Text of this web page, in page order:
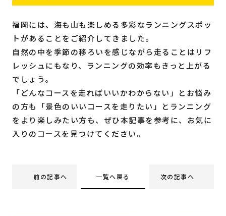
福岡には、海も山も楽しめる多彩なランニングスポッ
トがあることをご紹介してきました。
自然の中を季節の移ろいを感じながら走ることはリフ
レッシュにもなり、ランニングの効率もきっと上がる
でしょう。
「どんなコースを走ればいいかわからない」とお悩み
の方も「景色のいいコースを走りたい」とランニング
をより楽しみたい方も、ぜひ本記事を参考に、お気に
入りのコースを見つけてください。
前の記事へ 一覧へ戻る 次の記事へ